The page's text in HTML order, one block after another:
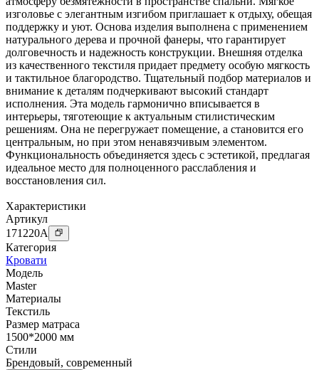
изголовье с элегантным изгибом приглашает к отдыху, обещая
поддержку и уют. Основа изделия выполнена с применением
натурального дерева и прочной фанеры, что гарантирует
долговечность и надежность конструкции. Внешняя отделка
из качественного текстиля придает предмету особую мягкость
и тактильное благородство. Тщательный подбор материалов и
внимание к деталям подчеркивают высокий стандарт
исполнения. Эта модель гармонично вписывается в
интерьеры, тяготеющие к актуальным стилистическим
решениям. Она не перегружает помещение, а становится его
центральным, но при этом ненавязчивым элементом.
Функциональность объединяется здесь с эстетикой, предлагая
идеальное место для полноценного расслабления и
восстановления сил.
Характеристики
Артикул
171220A
Категория
Кровати
Модель
Master
Материалы
Текстиль
Размер матраса
1500*2000 мм
Стили
Брендовый, современный